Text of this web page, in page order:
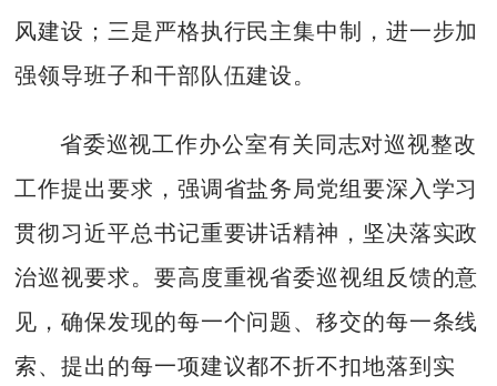
风建设；三是严格执行民主集中制，进一步加
强领导班子和干部队伍建设。
省委巡视工作办公室有关同志对巡视整改
工作提出要求，强调省盐务局党组要深入学习
贯彻习近平总书记重要讲话精神，坚决落实政
治巡视要求。要高度重视省委巡视组反馈的意
见，确保发现的每一个问题、移交的每一条线
索、提出的每一项建议都不折不扣地落到实